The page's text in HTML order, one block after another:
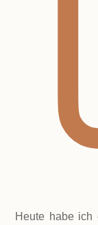
Heute habe ich